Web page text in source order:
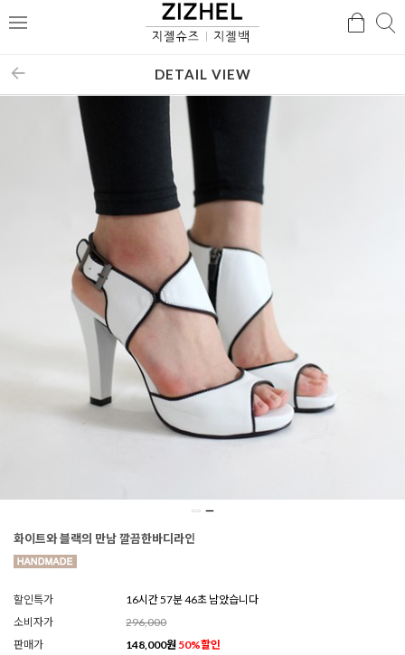
메
검
DETAIL VIEW
화이트와 블랙의 만남 깔끔한바디라인
할인특가
16시간 57분 44초 남았습니다
소비자가
296,000
판매가
148,000원 50%할인